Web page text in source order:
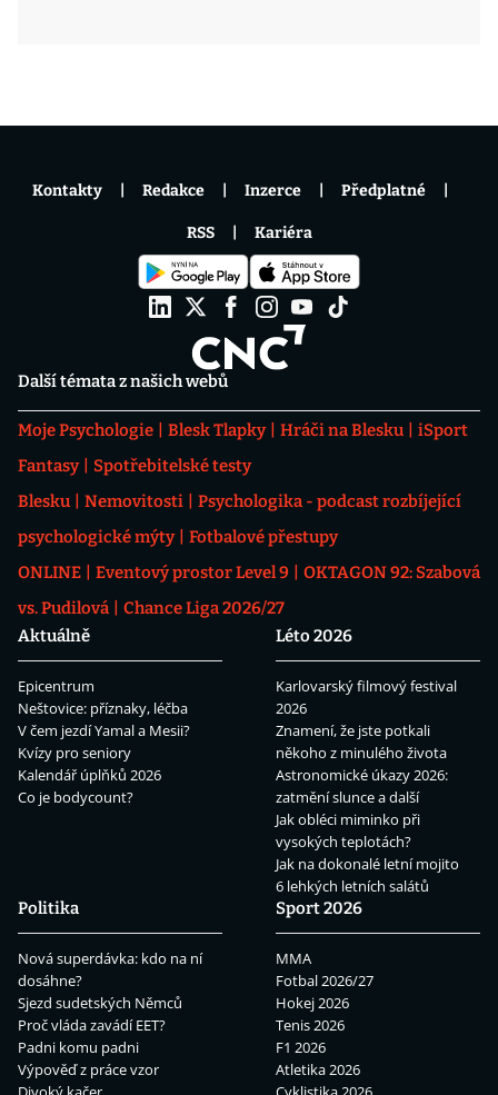
Další témata z našich webů
Moje Psychologie Blesk Tlapky Hráči na Blesku
iSport
Fantasy
Spotřebitelské testy
Blesku
Nemovitosti
Psychologika - podcast rozbíjející
psychologické mýty
Fotbalové přestupy
ONLINE
Eventový prostor Level 9
OKTAGON 92: Szabová
vs. Pudilová
Chance Liga 2026/27
Aktuálně
Epicentrum
Neštovice: příznaky, léčba
V čem jezdí Yamal a Mesii?
Kvízy pro seniory
Kalendář úplňků 2026
Co je bodycount?
Léto 2026
Karlovarský filmový festival
2026
Znamení, že jste potkali
někoho z minulého života
Astronomické úkazy 2026:
zatmění slunce a další
Jak obléci miminko při
vysokých teplotách?
Jak na dokonalé letní mojito
6 lehkých letních salátů
Politika
Nová superdávka: kdo na ní
dosáhne?
Sjezd sudetských Němců
Proč vláda zavádí EET?
Padni komu padni
Výpověď z práce vzor
Sport 2026
MMA
Fotbal 2026/27
Hokej 2026
Tenis 2026
F1 2026
Atletika 2026
Kontakty Redakce Inzerce Předplatné
RSS Kariéra